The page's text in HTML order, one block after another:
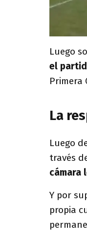
Luego
el
Primera
La
Luego
través
cámara
Y por
propia